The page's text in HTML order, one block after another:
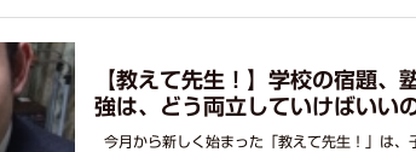
【教えて先生！】学校の宿題、
強は、どう両立していけばいい
今月から新しく始まった「教えて先生！」は、